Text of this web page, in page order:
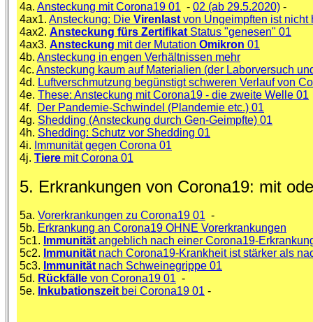
4a. Ansteckung mit Corona19 01 - 02 (ab 29.5.2020) -
4ax1. Ansteckung: Die Virenlast von Ungeimpften ist nicht
4ax2. Ansteckung fürs Zertifikat Status "genesen" 01
4ax3. Ansteckung mit der Mutation Omikron 01
4b. Ansteckung in engen Verhältnissen mehr
4c. Ansteckung kaum auf Materialien (der Laborversuch
4d. Luftverschmutzung begünstigt schweren Verlauf von
4e. These: Ansteckung mit Corona19 - die zweite Welle 01
4f.
Der Pandemie-Schwindel (Plandemie etc.) 01
4g. Shedding (Ansteckung durch Gen-Geimpfte) 01
4h. Shedding: Schutz vor Shedding 01
4i. Immunität gegen Corona 01
4j. Tiere mit Corona 01
5. Erkrankungen von Corona19: mit
5a. Vorerkrankungen zu Corona19 01 -
5b. Erkrankung an Corona19 OHNE Vorerkrankungen
5c1. Immunität angeblich nach einer Corona19-
5c2. Immunität nach Corona19-Krankheit ist stärker als
5c3. Immunität nach Schweinegrippe 01
5d. Rückfälle von Corona19 01 -
5e. Inkubationszeit bei Corona19 01 -